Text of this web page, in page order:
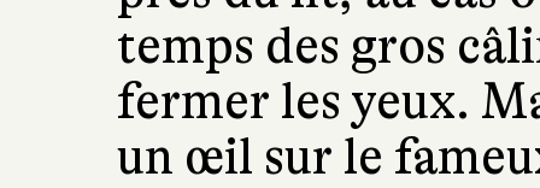
temps des gros
fermer les yeux.
un œil sur le